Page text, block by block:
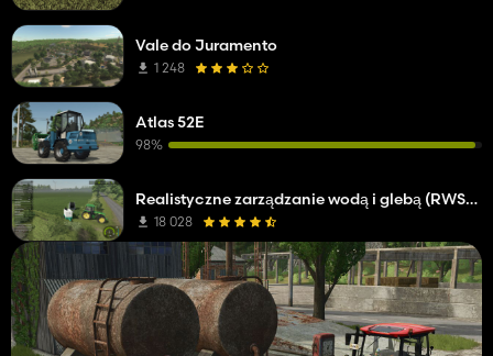
Vale do Juramento
1 248
Atlas 52E
98%
Realistyczne zarządzanie wodą i glebą (RWSM)
18 028